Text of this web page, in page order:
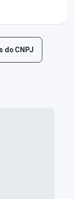
do CNPJ